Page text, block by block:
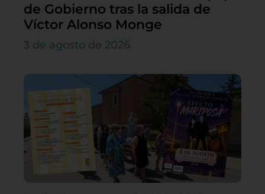
de Gobierno tras la salida de
Víctor Alonso Monge
3 de agosto de 2026